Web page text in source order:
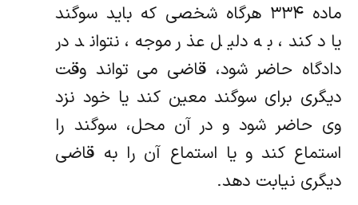
ماده ۳۳۴ هرگاه شخصی که باید سوگند
یاد کند، به دلیل عذر موجه، نتواند در
دادگاه حاضر شود، قاضی می تواند وقت
دیگری برای سوگند معین کند یا خود نزد
وی حاضر شود و در آن محل، سوگند را
استماع کند و یا استماع آن را به قاضی
دیگری نیابت دهد.